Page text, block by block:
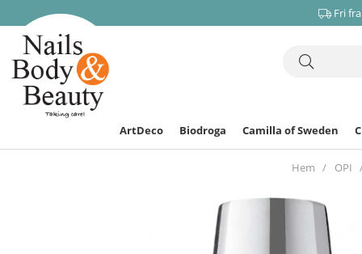
Fri
ArtDeco Biodroga Camilla of Sweden
Hem OPI